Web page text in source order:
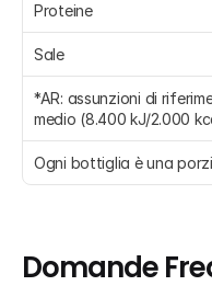
Proteine
Sale
*AR: assunzioni di
medio (8.400 kJ/2.000
Ogni bottiglia è una
Domande